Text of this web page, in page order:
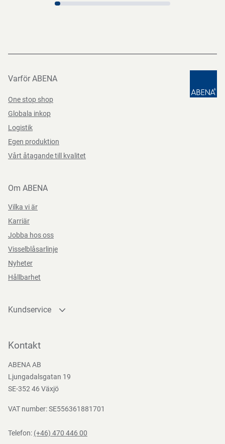
Varför ABENA
One stop shop
Globala inkop
Logistik
Egen produktion
Vårt åtagande till kvalitet
Om ABENA
Vilka vi är
Karriär
Jobba hos oss
Visselblåsarlinje
Nyheter
Hållbarhet
Kundservice
Bli kund
Nedladdningar
Kontakt
ABENA AB
Ljungadalsgatan 19
SE-352 46 Växjö
VAT number: SE556361881701
Telefon: (+46) 470 446 00